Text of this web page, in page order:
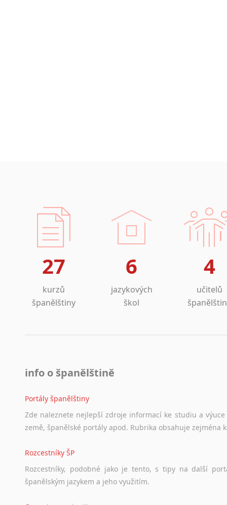
27
kurzů
španělštiny
6
jazykových
škol
4
učitelů
info o španělštině
Portály španělštiny
Zde naleznete nejlepší zdroje informací ke studiu a výuce
země, španělské portály apod. Rubrika obsahuje zejména
Rozcestníky ŠP
Rozcestníky, podobné jako je tento, s tipy na další
španělským jazykem a jeho využitím.